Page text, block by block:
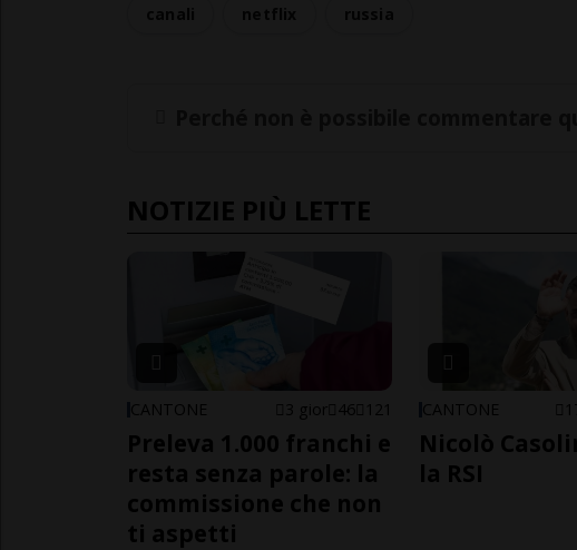
NOTIZIE PIÙ LETTE
CANTONE 3 gior 46 121
Preleva 1.000 franchi e
resta senza parole: la
commissione che non
ti aspetti
CANTONE
Nicolò
la RSI